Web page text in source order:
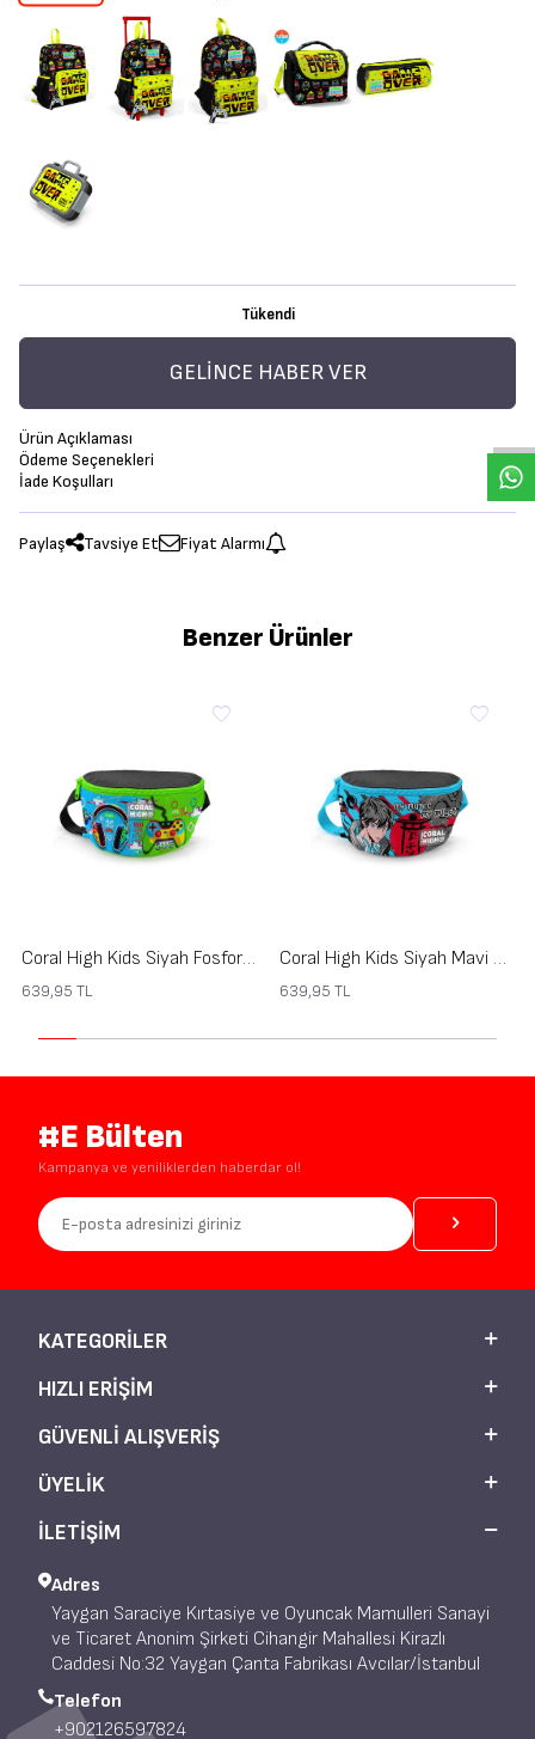
Tükendi
GELINCE HABER VER
Ürün Açıklaması
Ödeme Seçenekleri
İade Koşulları
Paylaş Tavsiye Et Fiyat Alarmı
Benzer Ürünler
Coral High Kids Siyah Fosforlu Yeşil Kulaklık Game Desenli Bel Çantası 11559
639,95 TL
Coral High Kids Siyah Mavi Anime Desenli Bel Çantası 11558
639,95 TL
#E Bülten
Kampanya ve yeniliklerden haberdar ol!
KATEGORILER
HIZLI ERIŞIM
GÜVENLI ALIŞVERIŞ
ÜYELIK
İLETİŞİM
Adres
Yaygan Saraciye Kırtasiye ve Oyuncak Mamulleri Sanayi
ve Ticaret Anonim Şirketi Cihangir Mahallesi Kirazlı
Caddesi No:32 Yaygan Çanta Fabrikası Avcılar/İstanbul
Telefon
+902126597824